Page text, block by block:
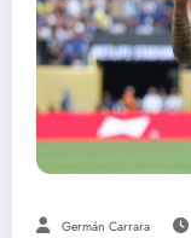
Germán Carrara